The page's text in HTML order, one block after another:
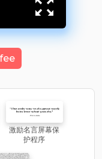
激励名言屏幕保
护程序